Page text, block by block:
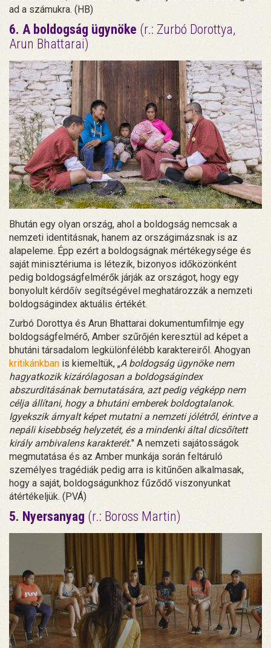
ad a számukra. (HB)
6. A boldogság ügynöke (r.: Zurbó Dorottya,
Arun Bhattarai)
Bhután egy olyan ország, ahol a boldogság nemcsak a
nemzeti identitásnak, hanem az országimázsnak is az
alapeleme. Épp ezért a boldogságnak mértékegysége és
saját minisztériuma is létezik, bizonyos időközönként
pedig boldogságfelmérők járják az országot, hogy egy
bonyolult kérdőív segítségével meghatározzák a nemzeti
boldogságindex aktuális értékét.
Zurbó Dorottya és Arun Bhattarai dokumentumfilmje egy
boldogságfelmérő, Amber szűrőjén keresztül ad képet a
bhutáni társadalom legkülönfélébb karaktereiről. Ahogyan
kritikánkban is kiemeltük, „A boldogság ügynöke nem
hagyatkozik kizárólagosan a boldogságindex
abszurditásának bemutatására, azt pedig végképp nem
célja állítani, hogy a bhutáni emberek boldogtalanok.
Igyekszik árnyalt képet mutatni a nemzeti jólétről, érintve a
nepáli kisebbség helyzetét, és a mindenki által dicsőített
király ambivalens karakterét." A nemzeti sajátosságok
megmutatása és az Amber munkája során feltáruló
személyes tragédiák pedig arra is kitűnően alkalmasak,
hogy a saját, boldogságunkhoz fűződő viszonyunkat
átértékeljük. (PVÁ)
5. Nyersanyag (r.: Boross Martin)